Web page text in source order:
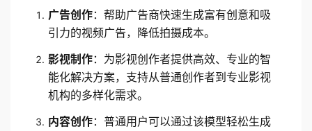
广告创作：帮助广告商快速生成富有创意和吸
引力的视频广告，降低拍摄成本。
影视制作：为影视创作者提供高效、专业的智
能化解决方案，支持从普通创作者到专业影视
机构的多样化需求。
内容创作：普通用户可以通过该模型轻松生成